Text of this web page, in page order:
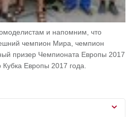
и напомним, что
чемпион Мира, чемпион
призер Чемпионата Европы 2017
Европы 2017 года.